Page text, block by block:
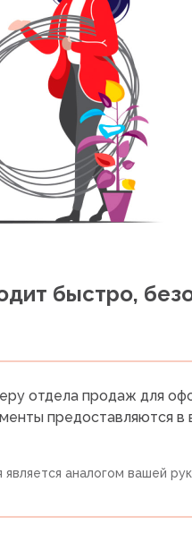
быстро,
отдела продаж для
предоставляются в
аналогом вашей